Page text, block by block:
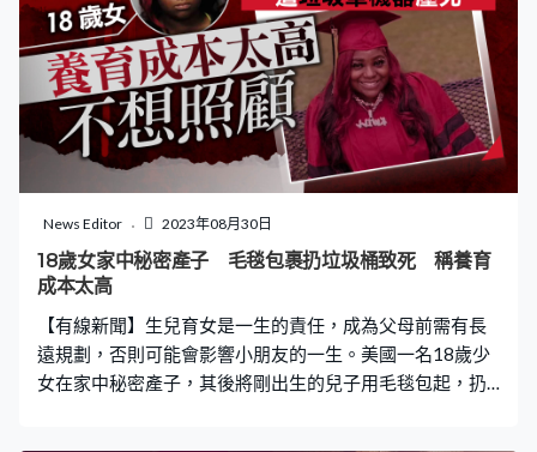
症狀，回家洗漱後便休息，但仍感到不適，Claudia其後向
朋友發短訊求助。 Claudia的朋友翌日前來探望時，她幾乎
無法自主呼吸、面癱、手腳無力，於是緊急將她送院搶
救。從出現徵狀，至全身肌肉癱瘓，Claudia的身體機能一
日內急速惡化，並須接駁呼吸機維生。 肉毒桿菌中毒 疑
因未徹底加熱罐頭湯 入院兩周後（3月1日），Claudia被證
實是肉毒桿菌中毒。皮特金郡（Pitkin）衛生局發言人認
為，Claudia中毒原因可能是飲了受感染的罐頭湯。 據了
解，Claudia曾於美國一家大型超市購買罐頭湯，發言人稱
同一家店的湯樣本的肉毒桿菌檢測
News Editor 2023年08月30日
18歲女家中秘密產子 毛毯包裹扔垃圾桶致死 稱養育
成本太高
【有線新聞】生兒育女是一生的責任，成為父母前需有長
遠規劃，否則可能會影響小朋友的一生。美國一名18歲少
女在家中秘密產子，其後將剛出生的兒子用毛毯包起，扔